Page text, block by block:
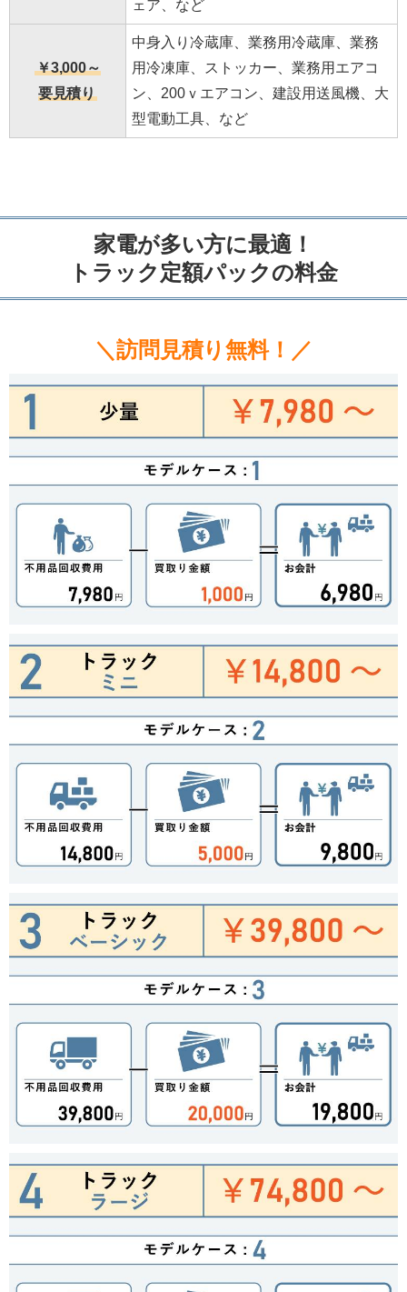
ェア、など
￥3,000～
要見積り
中身入り冷蔵庫、業務用冷蔵庫、業務
用冷凍庫、ストッカー、業務用エアコ
ン、200ｖエアコン、建設用送風機、大
型電動工具、など
家電が多い方に最適！
トラック定額パックの料金
＼訪問見積り無料！／